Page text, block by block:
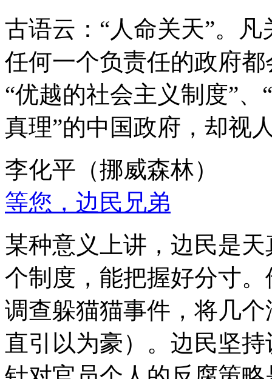
古语云：“人命关天”。
任何一个负责任的政府
“优越的社会主义制度”
真理”的中国政府，却视
李化平（挪威森林）
等您，边民兄弟
某种意义上讲，边民是
个制度，能把握好分寸
调查躲猫猫事件，将几
直引以为豪）。边民坚